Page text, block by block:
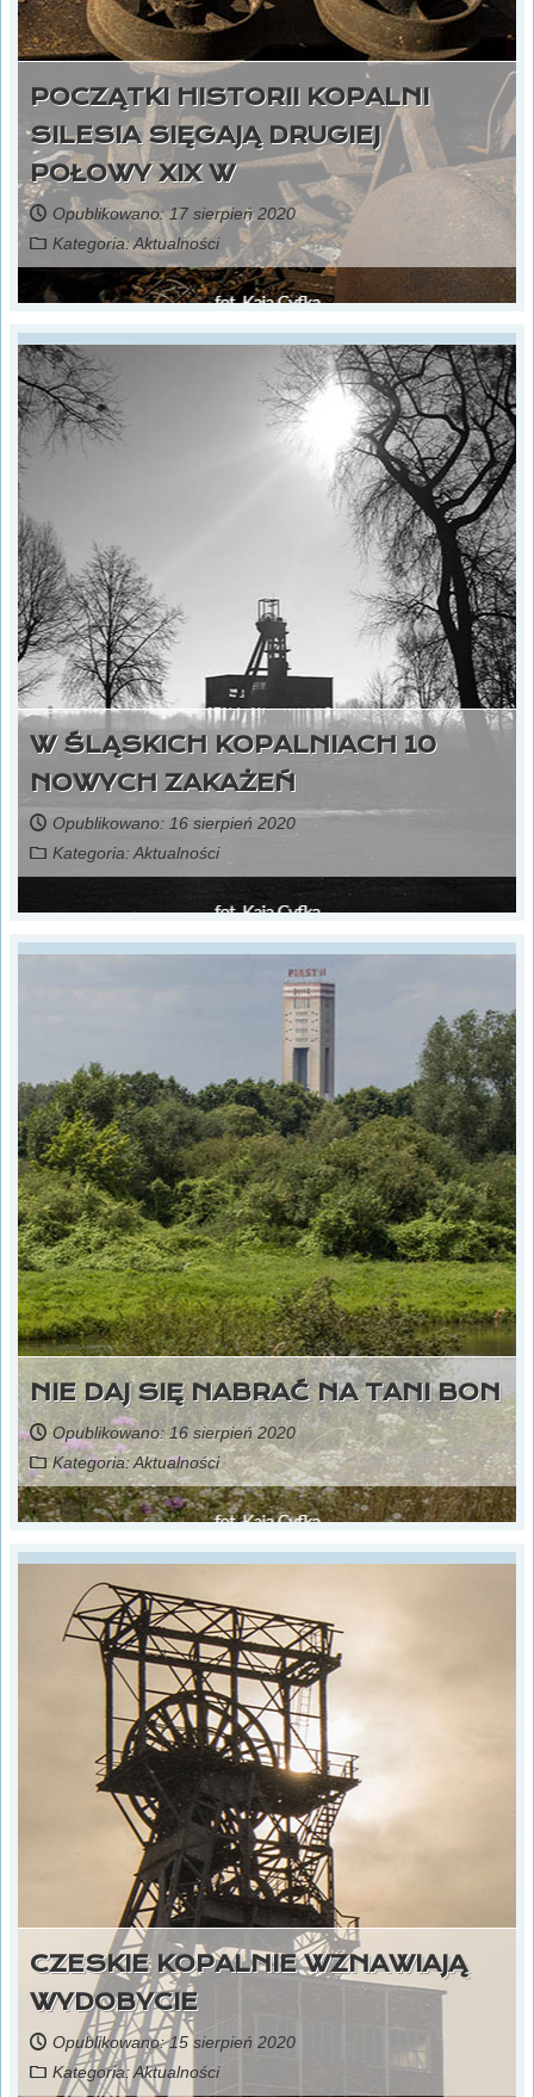
POCZĄTKI HISTORII KOPALNI
SILESIA SIĘGAJĄ DRUGIEJ
POŁOWY XIX W
Opublikowano: 17 sierpień 2020
Kategoria:Aktualności
W ŚLĄSKICH KOPALNIACH 10
NOWYCH ZAKAŻEŃ
Opublikowano: 16 sierpień 2020
Kategoria:Aktualności
NIE DAJ SIĘ NABRAĆ NA TANI BON
Opublikowano: 16 sierpień 2020
Kategoria:Aktualności
CZESKIE KOPALNIE WZNAWIAJĄ
WYDOBYCIE
Opublikowano: 15 sierpień 2020
Kategoria:Aktualności